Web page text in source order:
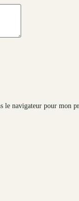
le navigateur pour mon